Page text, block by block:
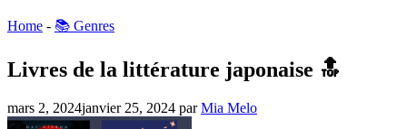
Home - 📚 Genres
Livres de la littérature japonaise 🔝
mars 2, 2024janvier 25, 2024 parMia Melo